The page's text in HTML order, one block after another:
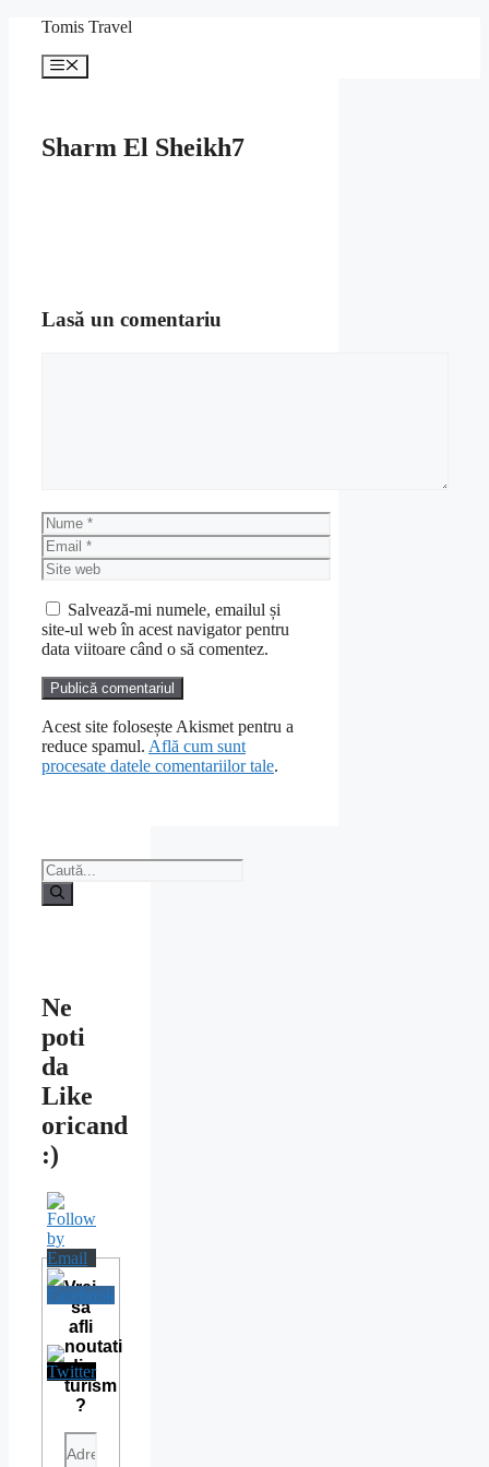
conținut
Tomis Travel
Meniu
Sharm El Sheikh7
Lasă un comentariu
Nume
Email
Site
web
Salvează-mi numele, emailul și
site-ul web în acest navigator pentru
data viitoare când o să comentez.
Acest site folosește Akismet pentru a
reduce spamul. Află cum sunt
procesate datele comentariilor tale.
Caută
după:
Ne
poti
da
Like
oricand
:)
Vrei
sa
afli
noutati
din
turism
?